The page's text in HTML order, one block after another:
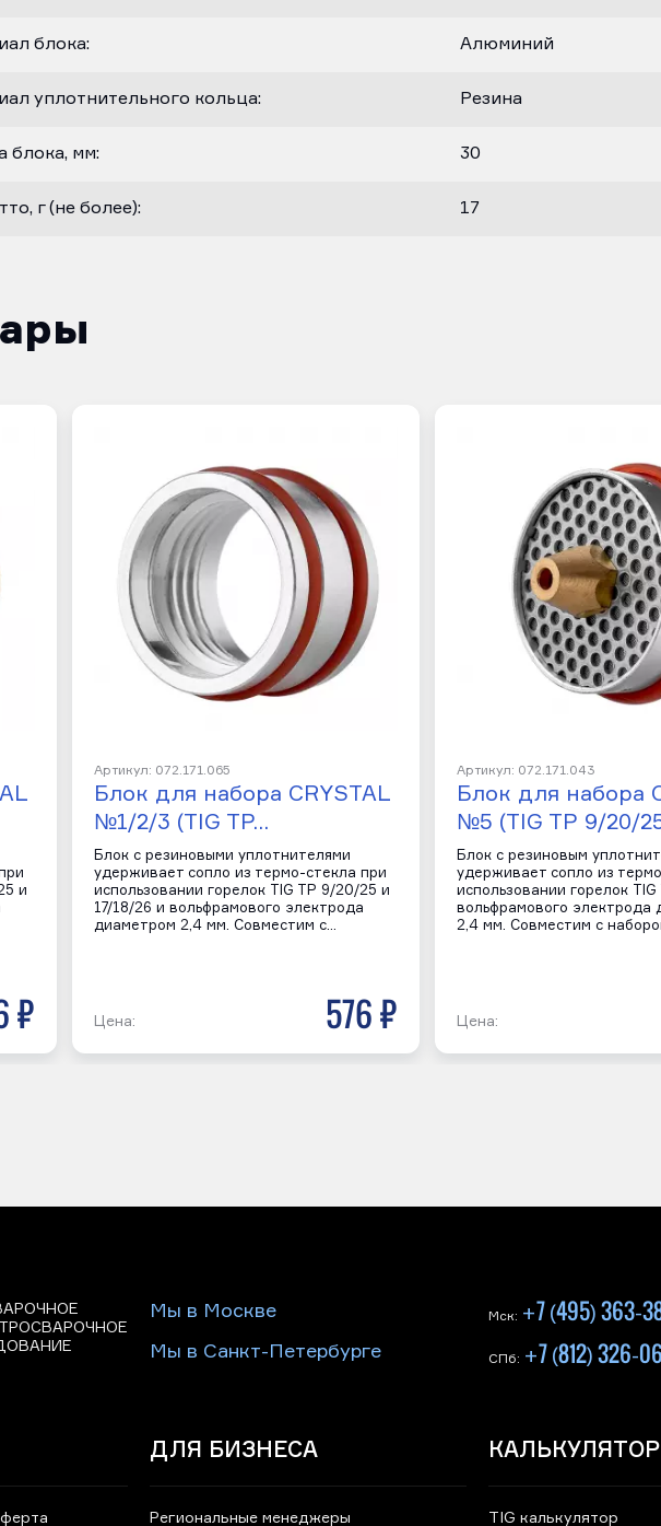
блока: Алюминий
уплотнительного кольца: Резина
блока, мм: 30
г (не более): 17
и
р
Артикул: 072.171.065
Блок для набора CRYSTAL
№1/2/3 (TIG TP…
Блок с резиновыми уплотнителями
удерживает сопло из термо-стекла при
использовании горелок TIG TP 9/20/25 и
17/18/26 и вольфрамового электрода
диаметром 2,4 мм. Совместим с…
Цена: 576 р
Артикул: 072.171.043
Блок для набора
№5 (TIG TP 9/20/
Блок с резиновым
удерживает сопло из
использовании горелок
вольфрамового электрода
2,4 мм. Совместим с
Цена:
Мы в Москве
Мы в Санкт-Петербурге
Мск: +7 (495) 363-
СПб: +7 (812) 326-
ДЛЯ БИЗНЕСА
Региональные менеджеры TIG калькулятор